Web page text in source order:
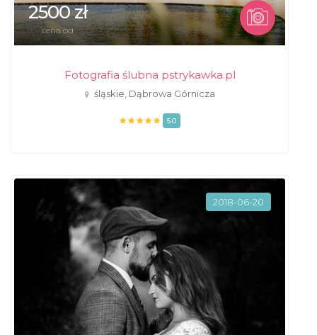
2500 zł
cena od
Fotografia ślubna pstrykawka.pl
śląskie, Dąbrowa Górnicza
5.0
2018-06-20